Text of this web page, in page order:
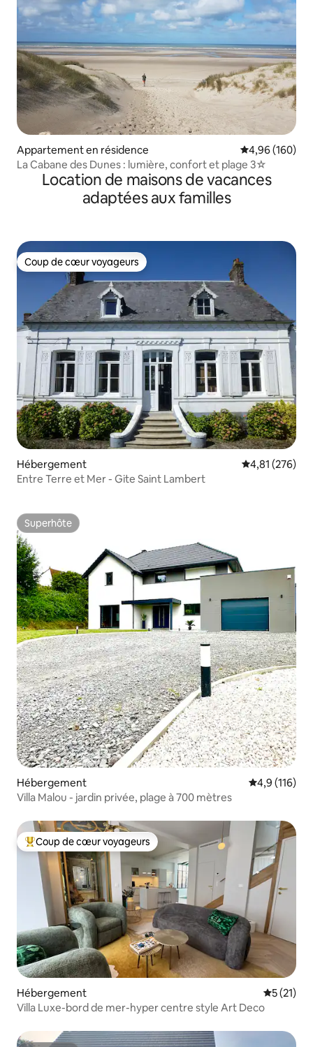
Appartement en résidence Évaluation
4,96 (160)
La Cabane des Dunes : lumière, confort et plage 3☆
Location de maisons de vacances
adaptées aux familles
Coup de cœur voyageurs
Coup de cœur voyageurs
Hébergement Évaluation
4,81 (276)
Entre Terre et Mer - Gite Saint Lambert
Superhôte
Superhôte
Hébergement Évaluation
4,9 (116)
Villa Malou - jardin privée, plage à 700 mètres
Coups de cœur voyageurs les plus appréciés
Coup de cœur voyageurs
Hébergement
5 (21)
Villa Luxe-bord de mer-hyper centre style Art Deco